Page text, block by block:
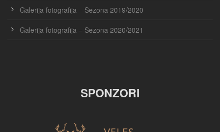
Galerija fotografija – Sezona 2019/2020
Galerija fotografija – Sezona 2020/2021
SPONZORI